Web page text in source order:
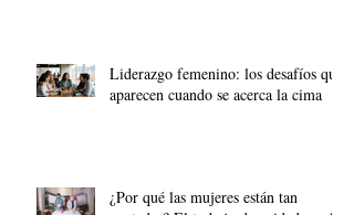
Liderazgo femenino: los desafíos que
aparecen cuando se acerca la cima
¿Por qué las mujeres están tan